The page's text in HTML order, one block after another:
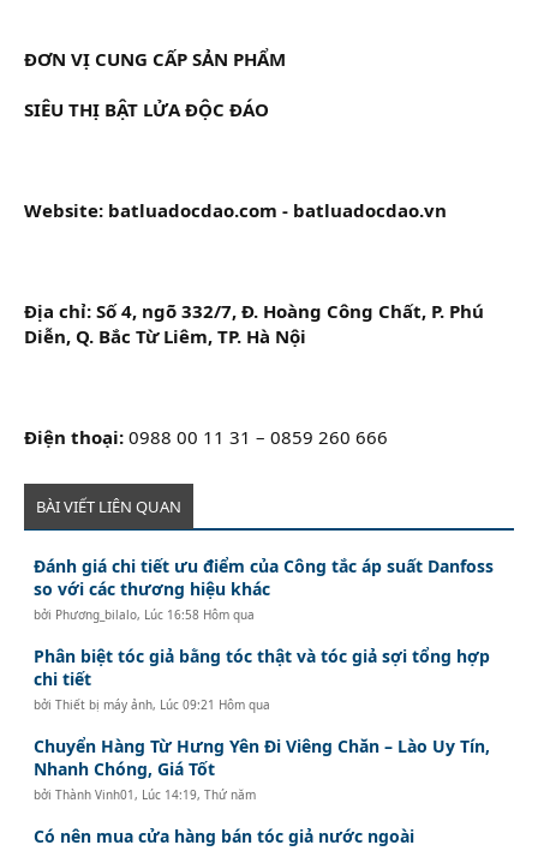
ĐƠN VỊ CUNG CẤP SẢN PHẨM
SIÊU THỊ BẬT LỬA ĐỘC ĐÁO
Website: batluadocdao.com - batluadocdao.vn
Địa chỉ: Số 4, ngõ 332/7, Đ. Hoàng Công Chất, P. Phú
Diễn, Q. Bắc Từ Liêm, TP. Hà Nội
Điện thoại: 0988 00 11 31 – 0859 260 666
BÀI VIẾT LIÊN QUAN
Đánh giá chi tiết ưu điểm của Công tắc áp suất Danfoss
so với các thương hiệu khác
bởi Phương_bilalo, Lúc 16:58 Hôm qua
Phân biệt tóc giả bằng tóc thật và tóc giả sợi tổng hợp
chi tiết
bởiThiết bị máy ảnh, Lúc 09:21 Hôm qua
Chuyển Hàng Từ Hưng Yên Đi Viêng Chăn – Lào Uy Tín,
Nhanh Chóng, Giá Tốt
bởiThành Vinh01 , Lúc 14:19, Thứ năm
Có nên mua cửa hàng bán tóc giả nước ngoài